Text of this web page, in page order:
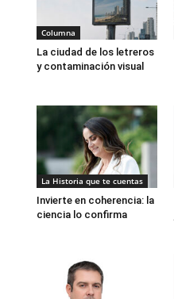
Columna
La ciudad de los letreros
y contaminación visual
La Historia que te cuentas
Invierte en coherencia: la
ciencia lo confirma